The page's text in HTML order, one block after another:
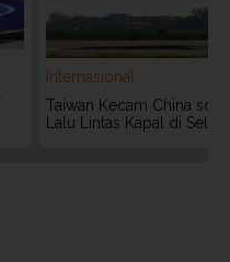
Internasional
Taiwan Kecam China soal
Lalu Lintas Kapal di Selat